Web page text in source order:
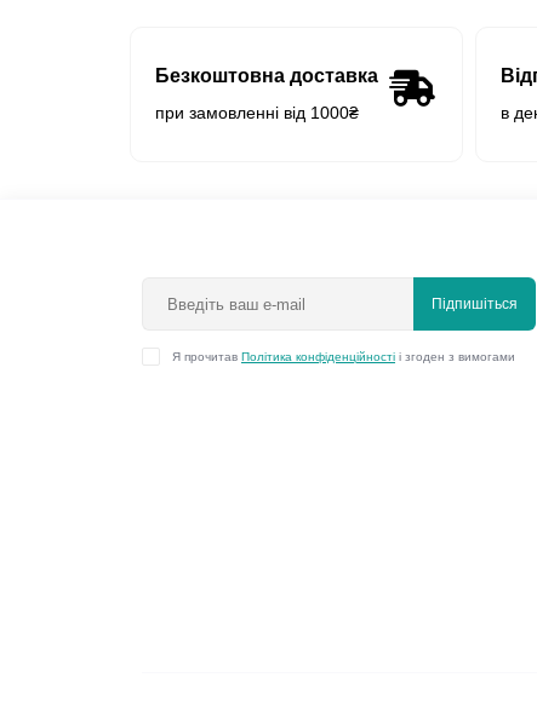
Безкоштовна доставка
при замовленні від 1000₴ в
Підпишіться
Я прочитав Політика конфіденційності і згоден з вимогами